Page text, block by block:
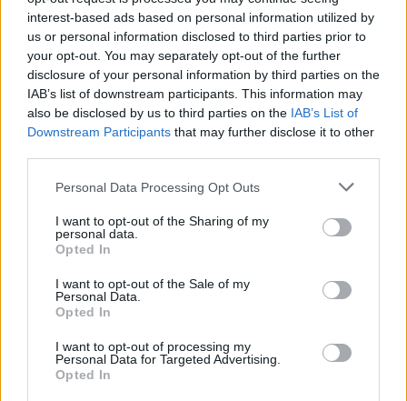
interest-based ads based on personal information utilized by
us or personal information disclosed to third parties prior to
your opt-out. You may separately opt-out of the further
disclosure of your personal information by third parties on the
IAB’s list of downstream participants. This information may
also be disclosed by us to third parties on the IAB’s List of
Downstream Participants that may further disclose it to other
Personal Data Processing Opt Outs
I want to opt-out of the Sharing of my
personal data.
Opted In
I want to opt-out of the Sale of my
Personal Data.
Opted In
I want to opt-out of processing my
Personal Data for Targeted Advertising.
Opted In
Newsroom
Ετικέτες :Elvis Presley,Lisa Marie Presley,Έλβις Πρίσλεϊ ,Λίζα Μαρί
Πρίσλεϊ.